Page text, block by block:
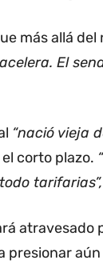
más allá
El
“nació vieja
corto plazo.
tarifarias”,
atravesado